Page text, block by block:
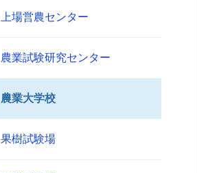
上場営農センター
農業試験研究センター
農業大学校
果樹試験場